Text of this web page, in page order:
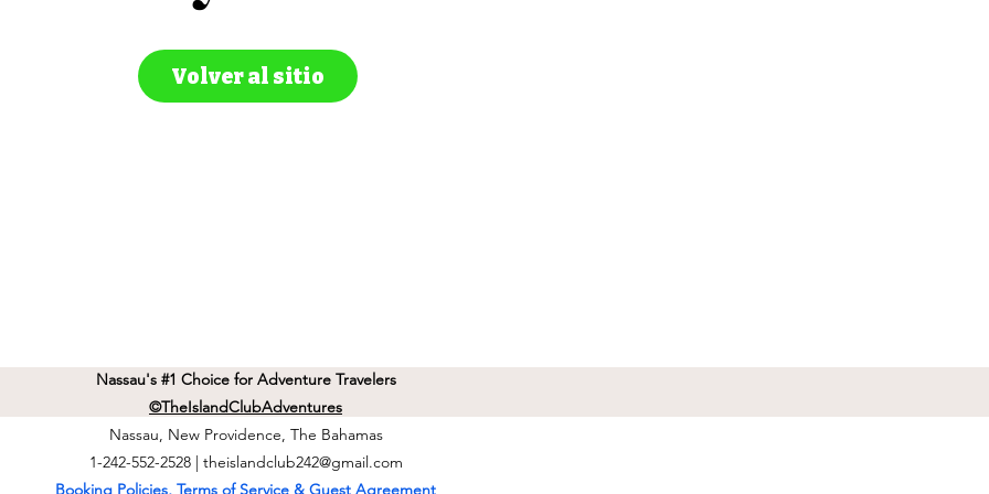
Volver al sitio
Nassau's #1 Choice for Adventure Travelers
©TheIslandClubAdventures
Nassau, New Providence, The Bahamas
1-242-552-2528 | theislandclub242@gmail.com
Booking Policies, Terms of Service & Guest Agreement